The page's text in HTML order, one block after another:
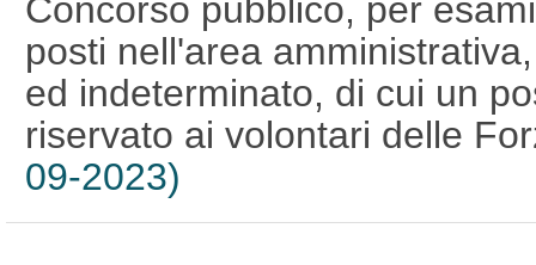
Concorso pubblico, per
posti nell'area
ed indeterminato, di cui un
riservato ai volontari delle
09-2023)